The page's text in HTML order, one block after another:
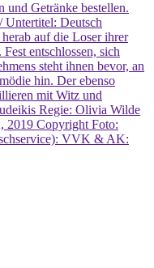
und Getränke bestellen.
Untertitel: Deutsch
auf die Loser ihrer
entschlossen, sich
steht ihnen bevor, an
hin. Der ebenso
mit Witz und
Regie: Olivia Wilde
2019 Copyright Foto:
VVK & AK: